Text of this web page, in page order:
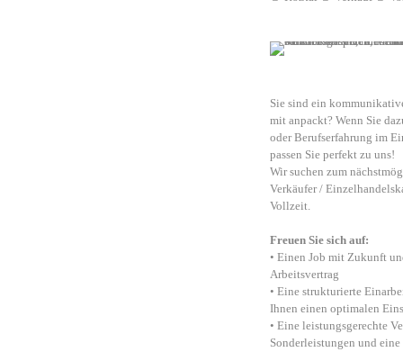
Sie sind ein
mit anpackt? Wenn Sie
oder Berufserfahrung im
passen Sie perfekt zu uns!
Wir suchen zum
Verkäufer /
Vollzeit.
Freuen Sie sich auf:
• Einen Job mit Zukunft
Arbeitsvertrag
• Eine strukturierte
Ihnen einen optimalen
• Eine leistungsgerechte
Sonderleistungen und